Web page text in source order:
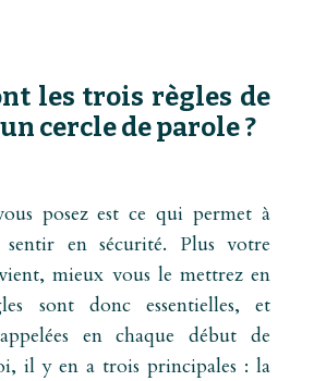
les trois règles de
cercle de parole ?
posez est ce qui permet à
sentir en sécurité. Plus votre
mieux vous le mettrez en
sont donc essentielles, et
en chaque début de
il y en a trois principales : la